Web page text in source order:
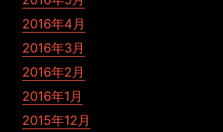
2016年4月
2016年3月
2016年2月
2016年1月
2015年12月